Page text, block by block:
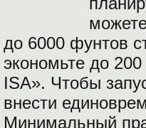
до 6000 фунтов
экономьте до
ISA». Чтобы
внести
Минимальный